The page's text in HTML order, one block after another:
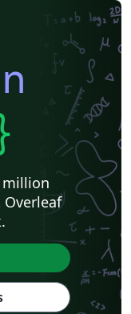
million